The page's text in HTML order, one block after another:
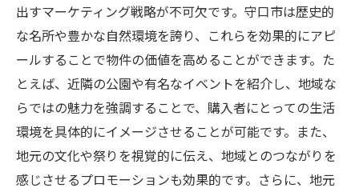
出すマーケティング戦略が不可欠です。守口市は歴史的
な名所や豊かな自然環境を誇り、これらを効果的にアピ
ールすることで物件の価値を高めることができます。た
とえば、近隣の公園や有名なイベントを紹介し、地域な
らではの魅力を強調することで、購入者にとっての生活
環境を具体的にイメージさせることが可能です。また、
地元の文化や祭りを視覚的に伝え、地域とのつながりを
感じさせるプロモーションも効果的です。さらに、地元